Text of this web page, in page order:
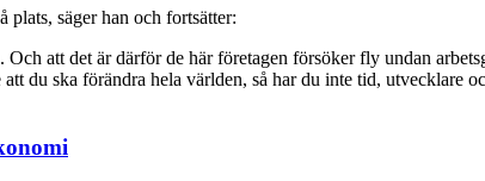
säger han och fortsätter:
att det är därför de här företagen försöker fly undan
du ska förändra hela världen, så har du inte tid, utvecklare